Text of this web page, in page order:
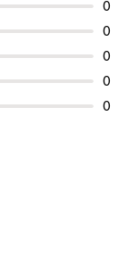
0
0
0
0
0